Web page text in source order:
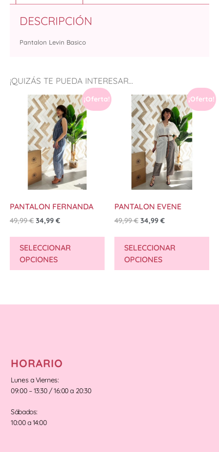
¡QUIZÁS TE PUEDA INTERESAR...
¡Oferta!
PANTALON FERNANDA
49,99€ 34,99 €
SELECCIONAR
OPCIONES
¡Oferta!
PANTALON EVENE
49,99€ 34,99 €
SELECCIONAR
OPCIONES
DESCRIPCIÓN
Pantalon Levin Basico
HORARIO
Lunes a Viernes:
09:00 – 13:30 / 16:00 a 20:30
Sábados:
10:00 a 14:00